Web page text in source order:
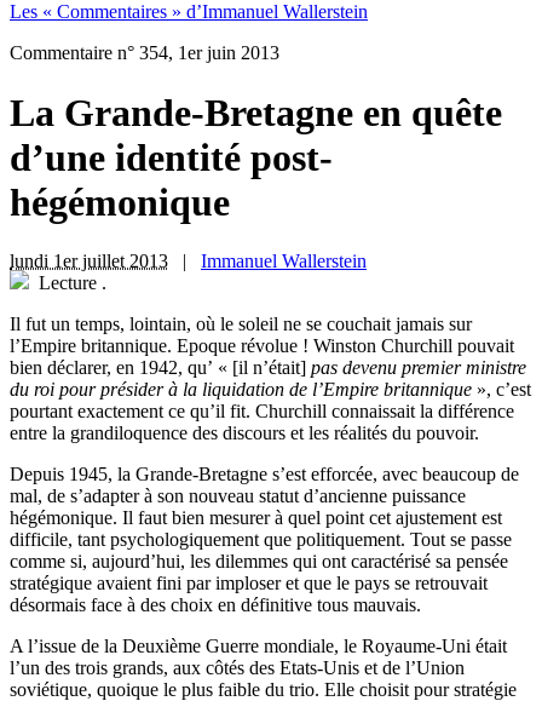
Les « Commentaires » d’Immanuel Wallerstein
Commentaire n° 354, 1er juin 2013
La Grande-Bretagne en quête
d’une identité post-
hégémonique
lundi 1er juillet 2013 | Immanuel Wallerstein
Lecture .
Il fut un temps, lointain, où le soleil ne se couchait jamais sur
l’Empire britannique. Epoque révolue ! Winston Churchill pouvait
bien déclarer, en 1942, qu’ « [il n’était] pas devenu premier ministre
du roi pour présider à la liquidation de l’Empire britannique », c’est
pourtant exactement ce qu’il fit. Churchill connaissait la différence
entre la grandiloquence des discours et les réalités du pouvoir.
Depuis 1945, la Grande-Bretagne s’est efforcée, avec beaucoup de
mal, de s’adapter à son nouveau statut d’ancienne puissance
hégémonique. Il faut bien mesurer à quel point cet ajustement est
difficile, tant psychologiquement que politiquement. Tout se passe
comme si, aujourd’hui, les dilemmes qui ont caractérisé sa pensée
stratégique avaient fini par imploser et que le pays se retrouvait
désormais face à des choix en définitive tous mauvais.
A l’issue de la Deuxième Guerre mondiale, le Royaume-Uni était
l’un des trois grands, aux côtés des Etats-Unis et de l’Union
soviétique, quoique le plus faible du trio. Elle choisit pour stratégie